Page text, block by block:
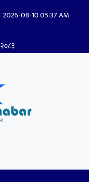
2026-08-10 05:37 AM